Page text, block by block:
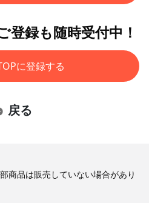
登録も随時受付中！
に登録する
戻る
商品は販売していない場合があり